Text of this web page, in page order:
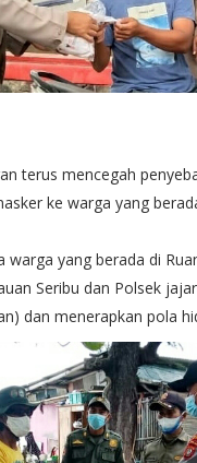
terus mencegah
ke warga yang
yang berada di
Seribu dan Polsek
dan menerapkan pola